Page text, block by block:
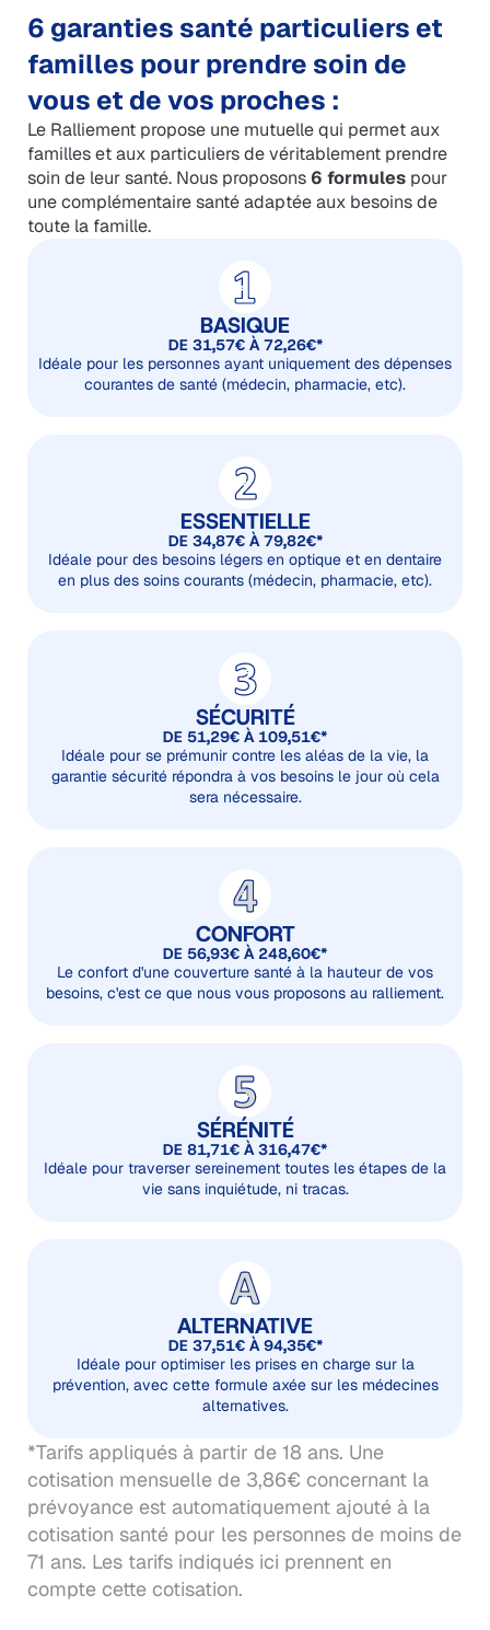
6 garanties santé particuliers et
familles pour prendre soin de
vous et de vos proches :
Le Ralliement propose une mutuelle qui permet aux
familles et aux particuliers de véritablement prendre
soin de leur santé. Nous proposons 6 formulespour
une complémentaire santé adaptée aux besoins de
toute la famille.
BASIQUE
DE 31,57€ À 72,26€*
Idéale pour les personnes ayant uniquement des dépenses
courantes de santé (médecin, pharmacie, etc).
ESSENTIELLE
DE 34,87€ À 79,82€*
Idéale pour des besoins légers en optique et en dentaire
en plus des soins courants (médecin, pharmacie, etc).
SÉCURITÉ
DE 51,29€ À 109,51€*
Idéale pour se prémunir contre les aléas de la vie, la
garantie sécurité répondra à vos besoins le jour où cela
sera nécessaire.
CONFORT
DE 56,93€ À 248,60€*
Le confort d'une couverture santé à la hauteur de vos
besoins, c'est ce que nous vous proposons au ralliement.
SÉRÉNITÉ
DE 81,71€ À 316,47€*
Idéale pour traverser sereinement toutes les étapes de la
vie sans inquiétude, ni tracas.
ALTERNATIVE
DE 37,51€ À 94,35€*
Idéale pour optimiser les prises en charge sur la
prévention, avec cette formule axée sur les médecines
alternatives.
*Tarifs appliqués à partir de 1​8 ans. Une
cotisation mensuelle de 3,86€ concernant la
prévoyance est automatiquement ajouté à la
cotisation santé pour les personnes de moins de
71 ans. Les tarifs indiqués ici prennent en
compte cette cotisation.